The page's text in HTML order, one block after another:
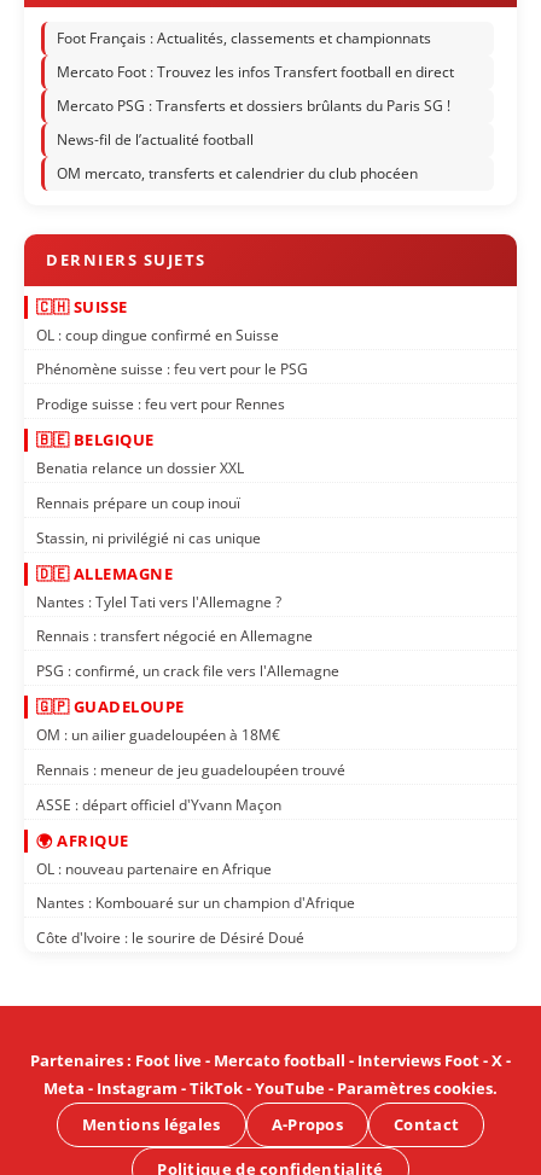
Foot Français : Actualités, classements et championnats
Mercato Foot : Trouvez les infos Transfert football en direct
Mercato PSG : Transferts et dossiers brûlants du Paris SG !
News-fil de l’actualité football
OM mercato, transferts et calendrier du club phocéen
🇨🇭 SUISSE
OL : coup dingue confirmé en Suisse
Phénomène suisse : feu vert pour le PSG
Prodige suisse : feu vert pour Rennes
🇧🇪 BELGIQUE
Benatia relance un dossier XXL
Rennais prépare un coup inouï
Stassin, ni privilégié ni cas unique
🇩🇪 ALLEMAGNE
Nantes : Tylel Tati vers l'Allemagne ?
Rennais : transfert négocié en Allemagne
PSG : confirmé, un crack file vers l'Allemagne
🇬🇵 GUADELOUPE
OM : un ailier guadeloupéen à 18M€
Rennais : meneur de jeu guadeloupéen trouvé
ASSE : départ officiel d'Yvann Maçon
🌍 AFRIQUE
OL : nouveau partenaire en Afrique
Nantes : Kombouaré sur un champion d'Afrique
Côte d'Ivoire : le sourire de Désiré Doué
Partenaires: Foot live- Mercato football - Interviews Foot-X-
Meta - Instagram -TikTok-YouTube- Paramètres cookies.
Mentions légales
A-Propos Contact
Politique de confidentialité